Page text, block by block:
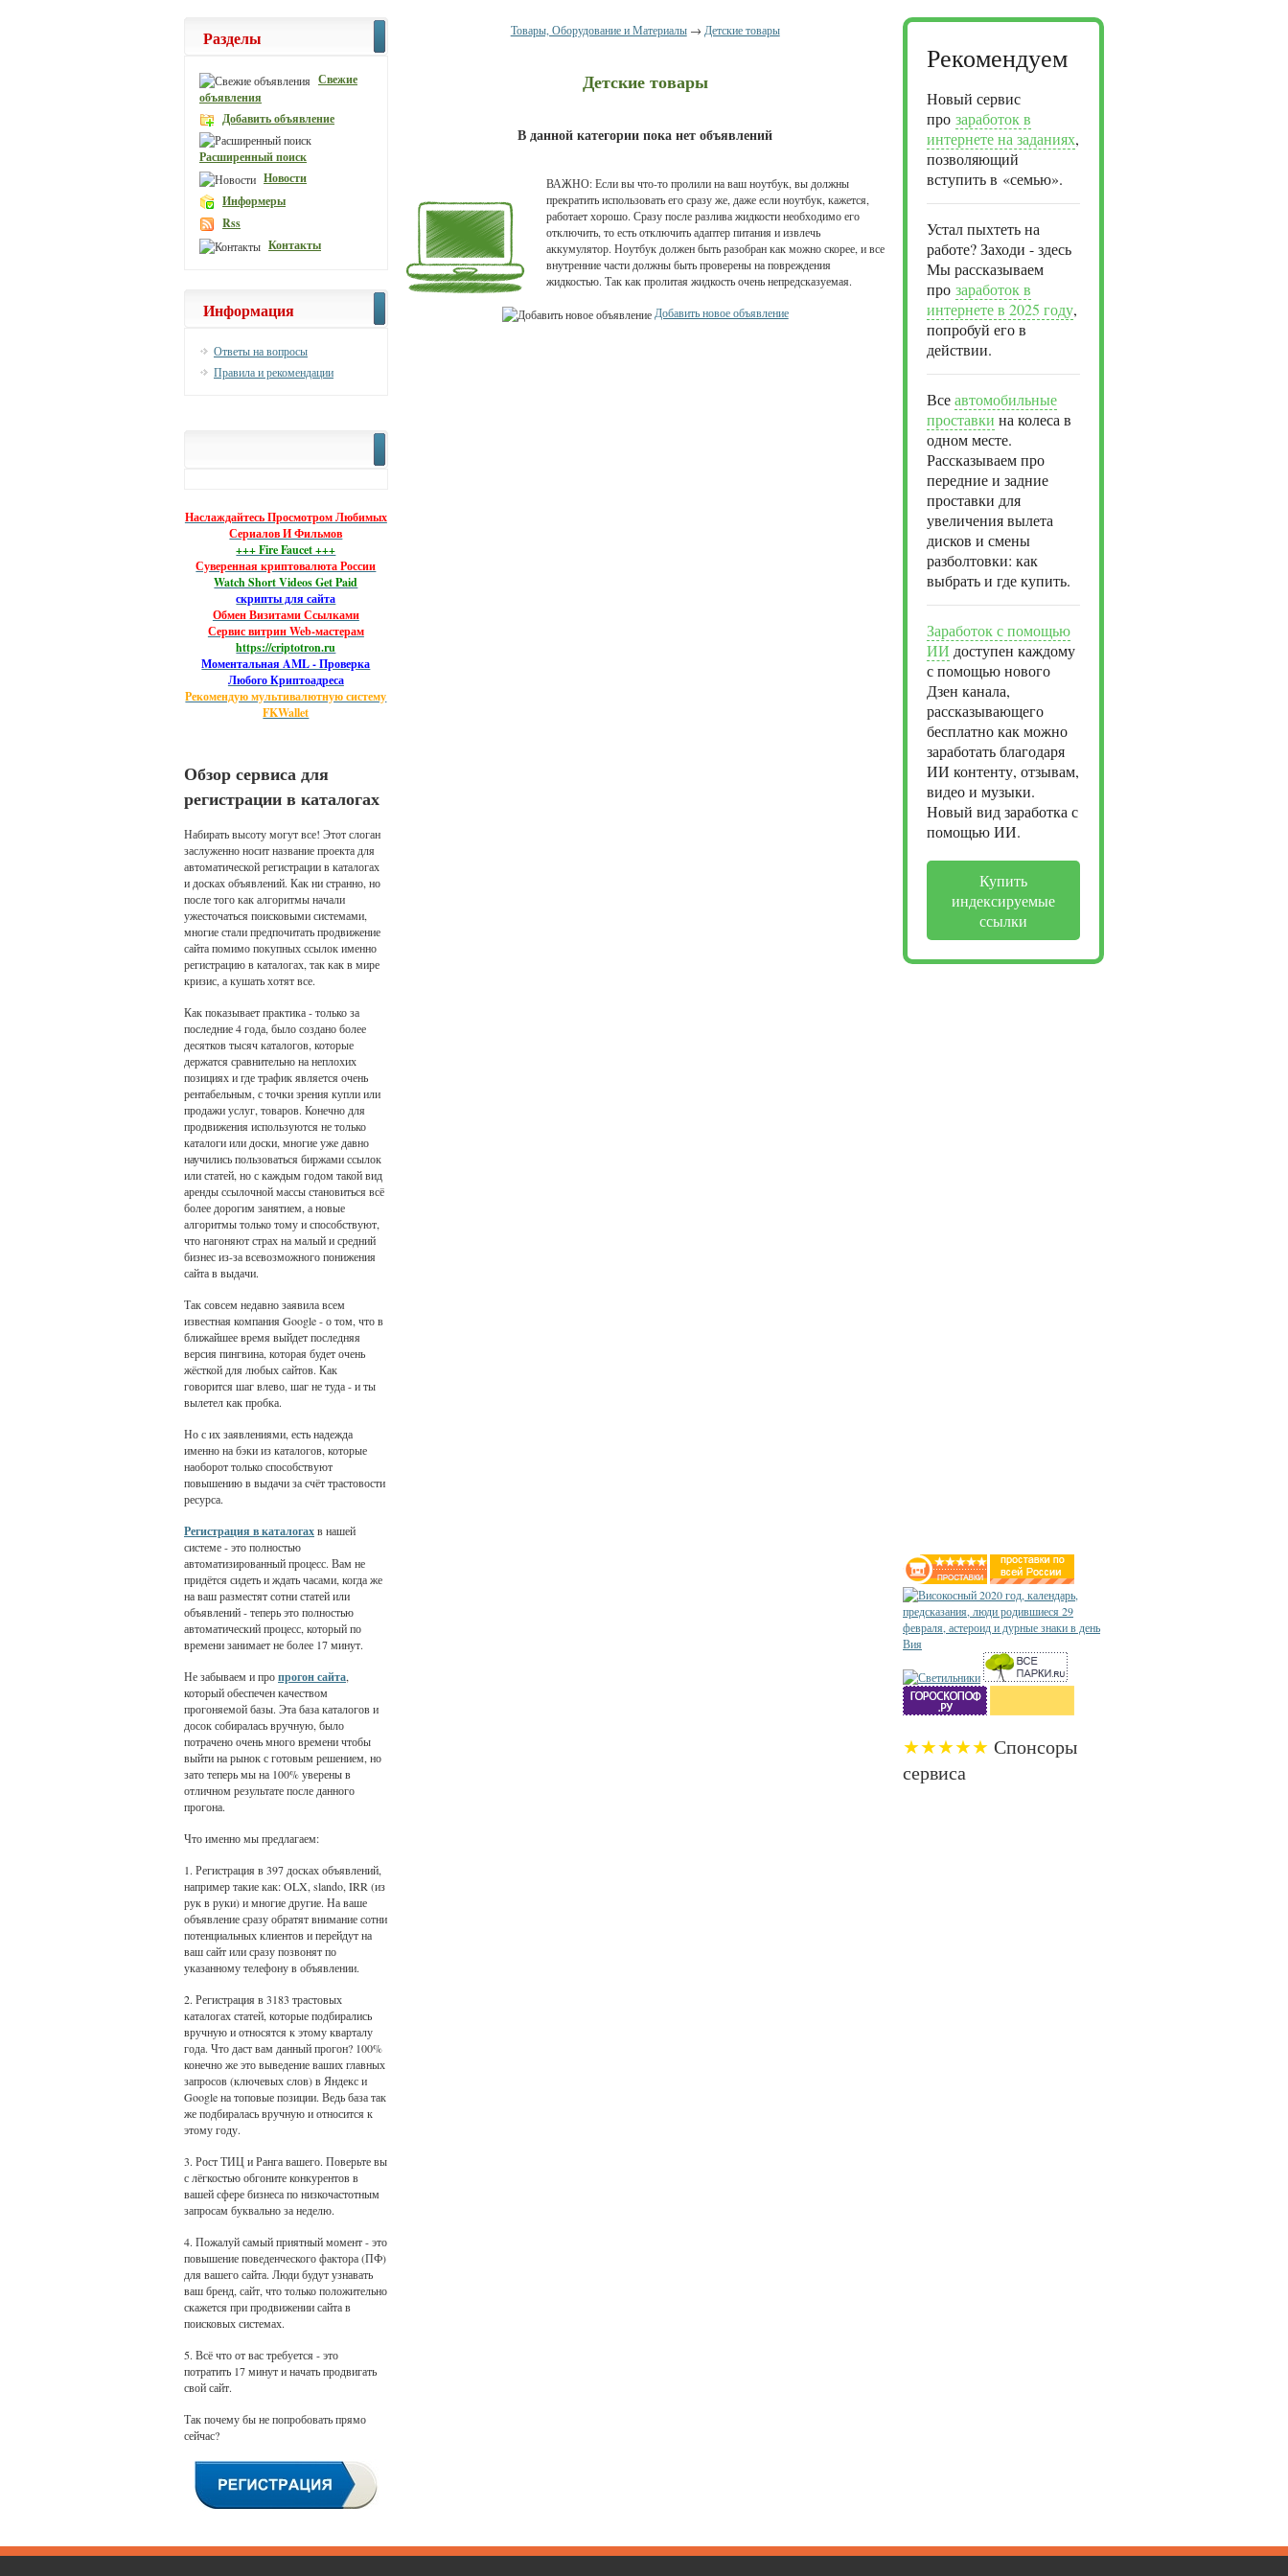
Товары, Оборудование и Материалы→ Детские товары
Детские товары
В данной категории пока нет объявлений
ВАЖНО: Если вы что-то пролили на ваш ноутбук, вы должны
прекратить использовать его сразу же, даже если ноутбук, кажется,
работает хорошо. Сразу после разлива жидкости необходимо его
отключить, то есть отключить адаптер питания и извлечь
аккумулятор. Ноутбук должен быть разобран как можно скорее, и все
внутренние части должны быть проверены на повреждения
жидкостью. Так как пролитая жидкость очень непредсказуемая.
Добавить новое объявление
Разделы
Свежие
объявления
Добавить объявление
Расширенный поиск
Новости
Информеры
Rss
Контакты
Информация
Ответы на вопросы
Правила и рекомендации
Наслаждайтесь Просмотром Любимых
Сериалов И Фильмов
+++ Fire Faucet +++
Суверенная криптовалюта России
Watch Short Videos Get Paid
скрипты для сайта
Обмен Визитами Ссылками
Сервис витрин Web-мастерам
https://criptotron.ru
Моментальная AML - Проверка
Любого Криптоадреса
Рекомендую мультивалютную систему
FKWallet
Обзор сервиса для
регистрации в каталогах
Набирать высоту могут все! Этот слоган
заслуженно носит название проекта для
автоматической регистрации в каталогах
и досках объявлений. Как ни странно, но
после того как алгоритмы начали
ужесточаться поисковыми системами,
многие стали предпочитать продвижение
сайта помимо покупных ссылок именно
регистрацию в каталогах, так как в мире
кризис, а кушать хотят все.
Как показывает практика - только за
последние 4 года, было создано более
десятков тысяч каталогов, которые
держатся сравнительно на неплохих
позициях и где трафик является очень
рентабельным, с точки зрения купли или
продажи услуг, товаров. Конечно для
продвижения используются не только
каталоги или доски, многие уже давно
научились пользоваться биржами ссылок
или статей, но с каждым годом такой вид
аренды ссылочной массы становиться всё
более дорогим занятием, а новые
алгоритмы только тому и способствуют,
что нагоняют страх на малый и средний
бизнес из-за всевозможного понижения
сайта в выдачи.
Так совсем недавно заявила всем
известная компания Google - о том, что в
ближайшее время выйдет последняя
версия пингвина, которая будет очень
жёсткой для любых сайтов. Как
говорится шаг влево, шаг не туда - и ты
вылетел как пробка.
Но с их заявлениями, есть надежда
именно на бэки из каталогов, которые
наоборот только способствуют
повышению в выдачи за счёт трастовости
ресурса.
Регистрация в каталогахв нашей
системе - это полностью
автоматизированный процесс. Вам не
придётся сидеть и ждать часами, когда же
на ваш разместят сотни статей или
объявлений - теперь это полностью
автоматический процесс, который по
времени занимает не более 17 минут.
Не забываем и пропрогон сайта,
который обеспечен качеством
прогоняемой базы. Эта база каталогов и
досок собиралась вручную, было
потрачено очень много времени чтобы
выйти на рынок с готовым решением, но
зато теперь мы на 100% уверены в
отличном результате после данного
прогона.
Что именно мы предлагаем:
1. Регистрация в 397 досках объявлений,
например такие как: OLX, slando, IRR (из
рук в руки) и многие другие. На ваше
объявление сразу обратят внимание сотни
потенциальных клиентов и перейдут на
ваш сайт или сразу позвонят по
указанному телефону в объявлении.
2. Регистрация в 3183 трастовых
каталогах статей, которые подбирались
вручную и относятся к этому кварталу
года. Что даст вам данный прогон? 100%
конечно же это выведение ваших главных
запросов (ключевых слов) в Яндекс и
Google на топовые позиции. Ведь база так
же подбиралась вручную и относится к
этому году.
3. Рост ТИЦ и Ранга вашего. Поверьте вы
с лёгкостью обгоните конкурентов в
вашей сфере бизнеса по низкочастотным
запросам буквально за неделю.
4. Пожалуй самый приятный момент - это
повышение поведенческого фактора (ПФ)
для вашего сайта. Люди будут узнавать
ваш бренд, сайт, что только положительно
скажется при продвижении сайта в
поисковых системах.
5. Всё что от вас требуется - это
потратить 17 минут и начать продвигать
свой сайт.
Так почему бы не попробовать прямо
сейчас?
Рекомендуем
Новый сервис
про заработок в
интернете на заданиях,
позволяющий
вступить в «семью».
Устал пыхтеть на
работе? Заходи - здесь
Мы рассказываем
про заработок в
интернете в 2025 году,
попробуй его в
действии.
Всеавтомобильные
проставки на колеса в
одном месте.
Рассказываем про
передние и задние
проставки для
увеличения вылета
дисков и смены
разболтовки: как
выбрать и где купить.
Заработок с помощью
ИИ доступен каждому
с помощью нового
Дзен канала,
рассказывающего
бесплатно как можно
заработать благодаря
ИИ контенту, отзывам,
видео и музыки.
Новый вид заработка с
помощью ИИ.
Купить
индексируемые
ссылки
★★★★★ Спонсоры
сервиса